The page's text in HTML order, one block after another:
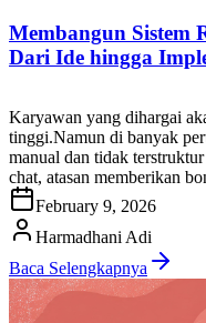
Membangun Sistem
Dari Ide hingga
Karyawan yang dihargai
tinggi.Namun di banyak
manual dan tidak
chat, atasan memberikan
“employee of the month”
reward yang terkelola baik
Internal?2 Peran […]
February 9, 2026
Harmadhani Adi
Baca Selengkapnya